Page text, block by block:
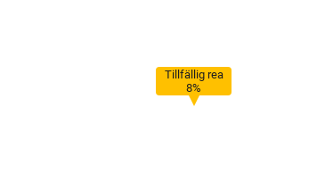
Tillfällig rea
8%